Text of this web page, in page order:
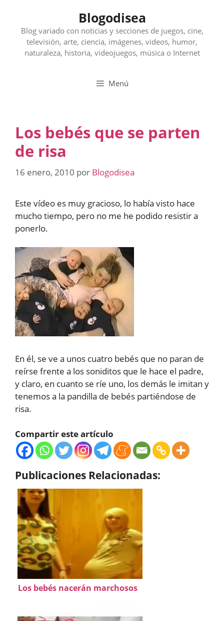
contenido
Blogodisea
Blog variado con noticias y secciones de juegos, cine,
televisión, arte, ciencia, imágenes, videos, humor,
naturaleza, historia, videojuegos, música o Internet
Menú
Los bebés que se parten
de risa
16 enero, 2010 por Blogodisea
Este vídeo es muy gracioso, lo había visto hace
mucho tiempo, pero no me he podido resistir a
ponerlo.
En él, se ve a unos cuatro bebés que no paran de
reírse frente a los soniditos que le hace el padre,
y claro, en cuanto se ríe uno, los demás le imitan y
tenemos a la pandilla de bebés partiéndose de
risa.
Compartir este artículo
Publicaciones Relacionadas:
Los bebés nacerán marchosos